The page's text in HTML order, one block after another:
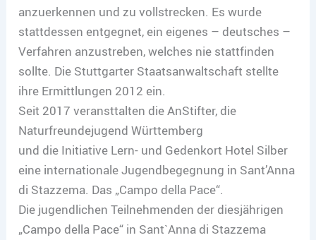
anzuerkennen und zu vollstrecken. Es wurde
stattdessen entgegnet, ein eigenes – deutsches –
Verfahren anzustreben, welches nie stattfinden
sollte. Die Stuttgarter Staatsanwaltschaft stellte
ihre Ermittlungen 2012 ein.
Seit 2017 veransttalten die AnStifter, die
Naturfreundejugend Württemberg
und die Initiative Lern- und Gedenkort Hotel Silber
eine internationale Jugendbegegnung in Sant’Anna
di Stazzema. Das „Campo della Pace“.
Die jugendlichen Teilnehmenden der diesjährigen
„Campo della Pace“ in Sant`Anna di Stazzema